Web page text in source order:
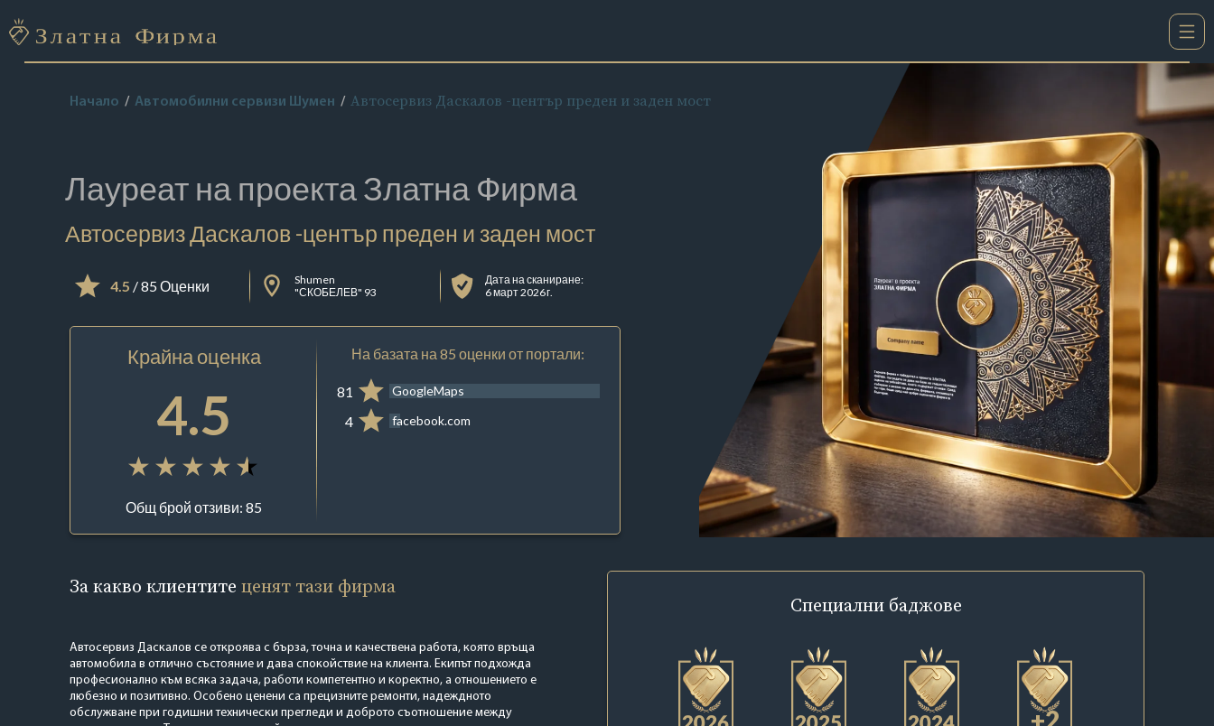
Начало Автомобилни сервизи Шумен Автосервиз Даскалов -център преден и заден мост
Лауреат на проектаЗлатна Фирма
Автосервиз Даскалов -център преден и заден мост
4.5 / 85 Оценки
Shumen
"СКОБЕЛЕВ" 93
Дата на сканиране:
6 март 2026 г.
Крайна оценка
4.5
Общ брой отзиви: 85
На базата на 85 оценки от портали:
81 GoogleMaps
4 facebook.com
За какво клиентите ценят тази фирма
Автосервиз Даскалов се откроява с бърза, точна и качествена работа, която връща
автомобила в отлично състояние и дава спокойствие на клиента. Екипът подхожда
професионално към всяка задача, работи компетентно и коректно, а отношението е
любезно и позитивно. Особено ценени са прецизните ремонти, надеждното
обслужване при годишни технически прегледи и доброто съотношение между
Специални баджове
+2